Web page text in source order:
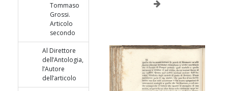
Tommaso
Grossi.
Articolo
secondo
Al Direttore
dell’Antologia,
l’Autore
dell’articolo